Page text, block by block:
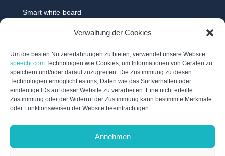
Verwaltung der Cookies
Um die besten Nutzererfahrungen zu bieten, verwendet unsere Website
speechi.com Technologien wie Cookies, um Informationen von Geräten zu
speichern und/oder darauf zuzugreifen. Die Zustimmung zu diesen
Technologien ermöglicht es uns, Daten wie das Surfverhalten oder
eindeutige IDs auf dieser Website zu verarbeiten. Eine nicht erteilte
Zustimmung oder der Widerruf der Zustimmung kann bestimmte Merkmale
oder Funktionsweisen der Website beeinträchtigen.
Annehmen
Smart white-board
Digitales whiteboard
Touch display
Digitale schwarzes brett
Interaktive tafel
Interaktives whiteboard
Elektronische tafel